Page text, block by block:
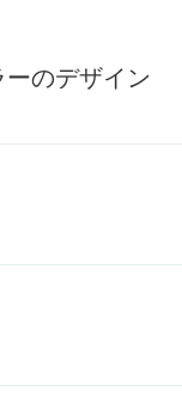
のデザイン